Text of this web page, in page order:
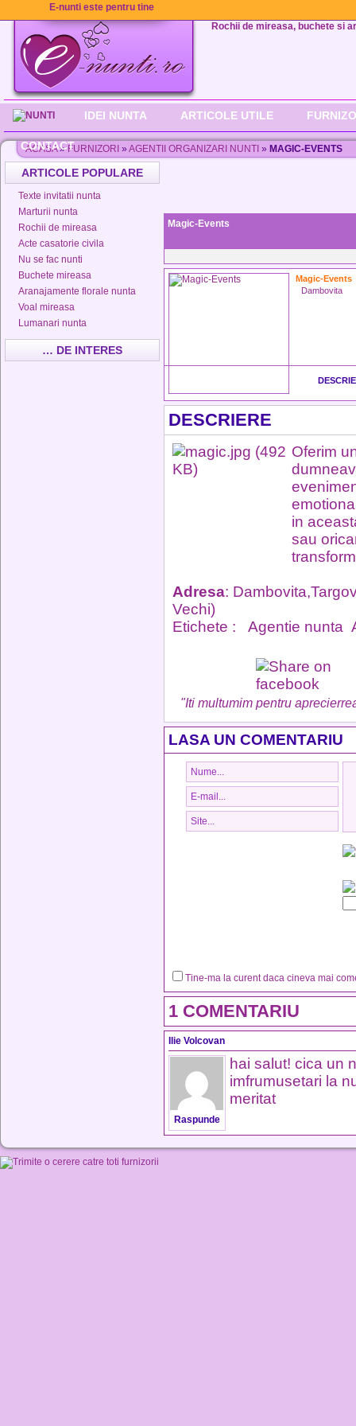
E-nunti este pentru tine
Rochii de mireasa, buchete si
IDEI NUNTA ARTICOLE UTILE
CONTACT
ACASA»FURNIZORI » AGENTII ORGANIZARI NUNTI » MAGIC-EVENTS
ARTICOLE POPULARE
Texte invitatii nunta
Marturii nunta
Rochii de mireasa
Acte casatorie civila
Nu se fac nunti
Buchete mireasa
Aranajamente florale nunta
Voal mireasa
Lumanari nunta
… DE INTERES
Magic-Events
Magic-Events
Dambovita
DESCRIERE
Oferim
in
sau
Adresa:
Vechi)
Etichete :
Agentie nunta
"Iti multumim pentru
LASA UN COMENTARIU
Tine-ma la curent daca cineva mai
1 COMENTARIU
Ilie Volcovan
Raspunde
hai salut! cica un
imfrumusetari la
meritat